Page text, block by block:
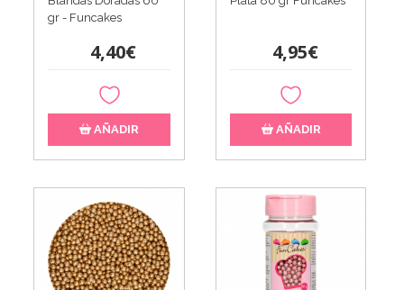
gr - Funcakes
4,40€
AÑADIR
4,95€
AÑADIR